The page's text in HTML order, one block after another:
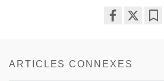
ARTICLES CONNEXES